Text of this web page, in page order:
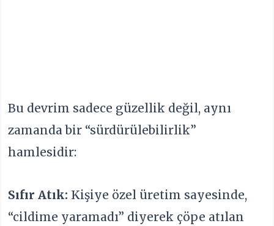
Bu devrim sadece güzellik değil, aynı
zamanda bir “sürdürülebilirlik”
hamlesidir:
Sıfır Atık: Kişiye özel üretim sayesinde,
“cildime yaramadı” diyerek çöpe atılan